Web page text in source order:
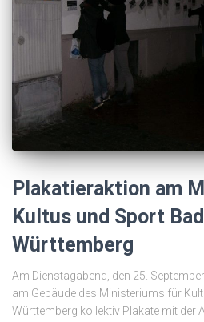
Plakatieraktion am
Kultus und Sport
Württemberg
Am Dienstagabend, den 25.
am Gebäude des Ministeriums für
Württemberg kollektiv Plakate mit der